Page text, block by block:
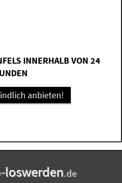
INNERHALB VON 24
anbieten!
loswerden.de